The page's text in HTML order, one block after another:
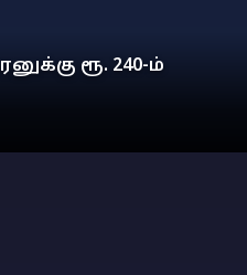
ரூ. 240-ம்